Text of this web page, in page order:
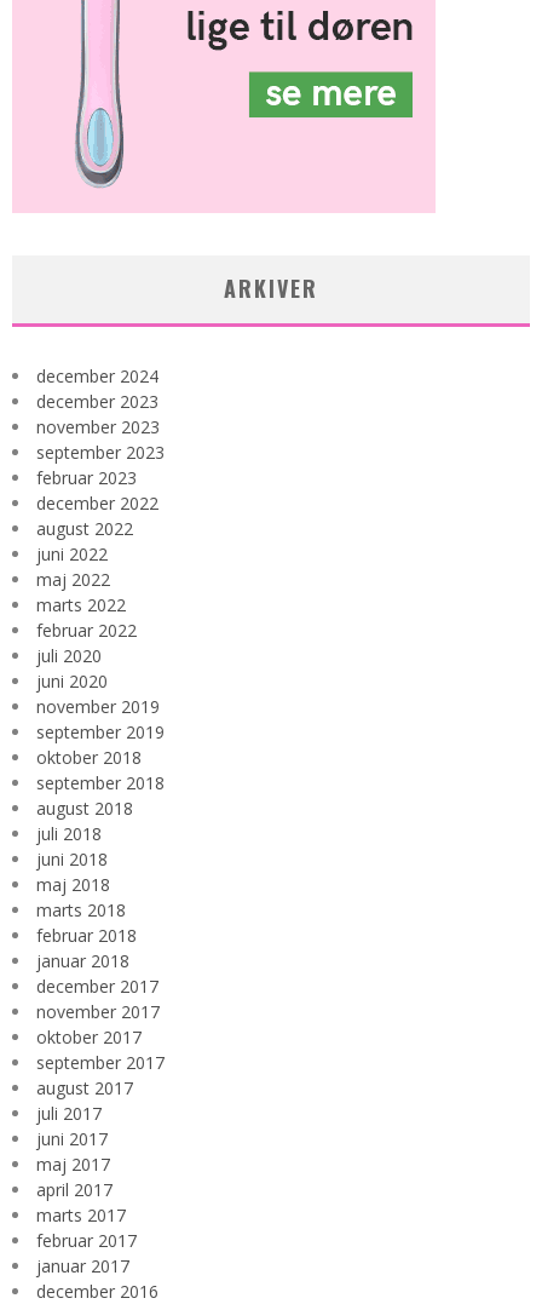
ARKIVER
december 2024
december 2023
november 2023
september 2023
februar 2023
december 2022
august 2022
juni 2022
maj 2022
marts 2022
februar 2022
juli 2020
juni 2020
november 2019
september 2019
oktober 2018
september 2018
august 2018
juli 2018
juni 2018
maj 2018
marts 2018
februar 2018
januar 2018
december 2017
november 2017
oktober 2017
september 2017
august 2017
juli 2017
juni 2017
maj 2017
april 2017
marts 2017
februar 2017
januar 2017
december 2016